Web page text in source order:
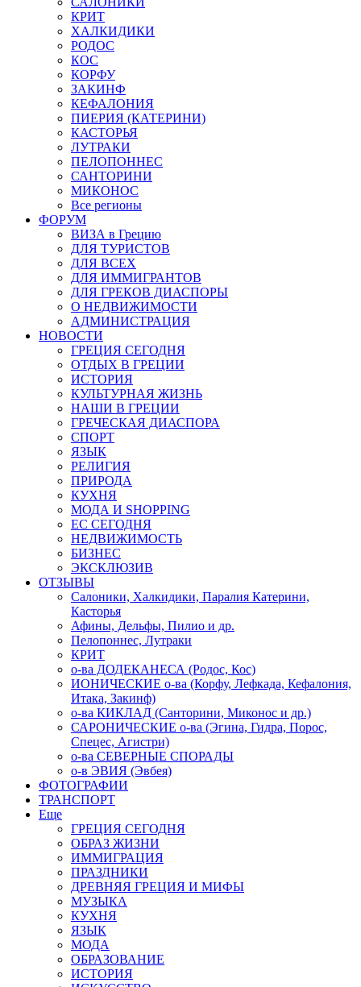
КРИТ
ХАЛКИДИКИ
РОДОС
КОС
КОРФУ
ЗАКИНФ
КЕФАЛОНИЯ
ПИЕРИЯ (КАТЕРИНИ)
КАСТОРЬЯ
ЛУТРАКИ
ПЕЛОПОННЕС
САНТОРИНИ
МИКОНОС
Все регионы
ФОРУМ
ВИЗА в Грецию
ДЛЯ ТУРИСТОВ
ДЛЯ ВСЕХ
ДЛЯ ИММИГРАНТОВ
ДЛЯ ГРЕКОВ ДИАСПОРЫ
О НЕДВИЖИМОСТИ
АДМИНИСТРАЦИЯ
НОВОСТИ
ГРЕЦИЯ СЕГОДНЯ
ОТДЫХ В ГРЕЦИИ
ИСТОРИЯ
КУЛЬТУРНАЯ ЖИЗНЬ
НАШИ В ГРЕЦИИ
ГРЕЧЕСКАЯ ДИАСПОРА
СПОРТ
ЯЗЫК
РЕЛИГИЯ
ПРИРОДА
КУХНЯ
МОДА И SHOPPING
ЕС СЕГОДНЯ
НЕДВИЖИМОСТЬ
БИЗНЕС
ЭКСКЛЮЗИВ
ОТЗЫВЫ
Салоники, Халкидики, Паралия Катерини,
Касторья
Афины, Дельфы, Пилио и др.
Пелопоннес, Лутраки
КРИТ
о-ва ДОДЕКАНЕСА (Родос, Кос)
ИОНИЧЕСКИЕ о-ва (Корфу, Лефкада, Кефалония,
Итака, Закинф)
о-ва КИКЛАД (Санторини, Миконос и др.)
САРОНИЧЕСКИЕ о-ва (Эгина, Гидра, Порос,
Спецес, Агистри)
о-ва СЕВЕРНЫЕ СПОРАДЫ
о-в ЭВИЯ (Эвбея)
ФОТОГРАФИИ
ТРАНСПОРТ
Еще
ГРЕЦИЯ СЕГОДНЯ
ОБРАЗ ЖИЗНИ
ИММИГРАЦИЯ
ПРАЗДНИКИ
ДРЕВНЯЯ ГРЕЦИЯ И МИФЫ
МУЗЫКА
КУХНЯ
ЯЗЫК
МОДА
ОБРАЗОВАНИЕ
ИСТОРИЯ